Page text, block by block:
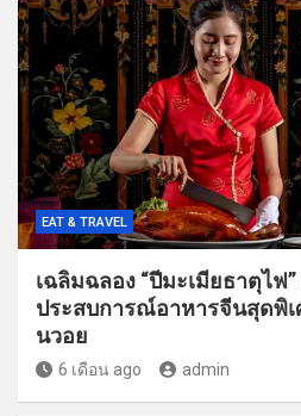
EAT & TRAVEL
เฉลิมฉลอง “ปีมะเมียธาตุไฟ
ประสบการณ์อาหารจีนสุดพิ
นวอย
6 เดือน ago admin